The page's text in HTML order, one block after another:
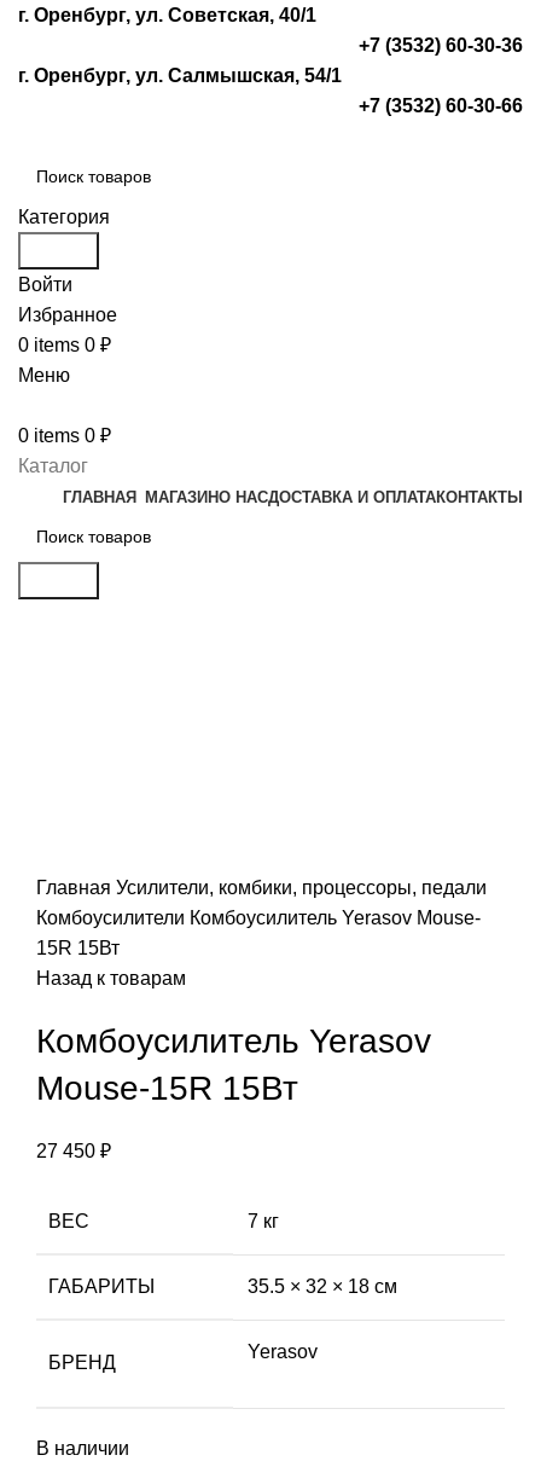
г. Оренбург, ул. Советская, 40/1
+7 (3532) 60-30-36
г. Оренбург, ул. Салмышская, 54/1
+7 (3532) 60-30-66
Категория
Войти
Избранное
0 items 0 ₽
Меню
0 items 0 ₽
Каталог
ГЛАВНАЯ МАГАЗИНО НАСДОСТАВКА И ОПЛАТАКОНТАКТЫ
Главная Усилители, комбики, процессоры, педали
Комбоусилители Комбоусилитель Yerasov Mouse-
15R 15Вт
Назад к товарам
Комбоусилитель Yerasov
Mouse-15R 15Вт
27 450 ₽
ВЕС 7 кг
ГАБАРИТЫ 35.5 × 32 × 18 см
БРЕНД
Yerasov
В наличии